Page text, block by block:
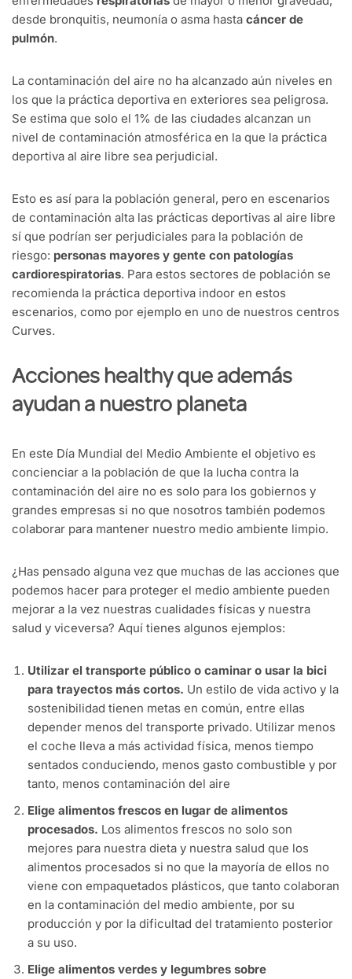
desde bronquitis, neumonía o asma hasta cáncer de
pulmón.
La contaminación del aire no ha alcanzado aún niveles en
los que la práctica deportiva en exteriores sea peligrosa.
Se estima que solo el 1% de las ciudades alcanzan un
nivel de contaminación atmosférica en la que la práctica
deportiva al aire libre sea perjudicial.
Esto es así para la población general, pero en escenarios
de contaminación alta las prácticas deportivas al aire libre
sí que podrían ser perjudiciales para la población de
riesgo: personas mayores y gente con patologías
cardiorespiratorias. Para estos sectores de población se
recomienda la práctica deportiva indoor en estos
escenarios, como por ejemplo en uno de nuestros centros
Curves.
Acciones healthy que además
ayudan a nuestro planeta
En este Día Mundial del Medio Ambiente el objetivo es
concienciar a la población de que la lucha contra la
contaminación del aire no es solo para los gobiernos y
grandes empresas si no que nosotros también podemos
colaborar para mantener nuestro medio ambiente limpio.
¿Has pensado alguna vez que muchas de las acciones que
podemos hacer para proteger el medio ambiente pueden
mejorar a la vez nuestras cualidades físicas y nuestra
salud y viceversa? Aquí tienes algunos ejemplos:
Utilizar el transporte público o caminar o usar la bici
para trayectos más cortos. Un estilo de vida activo y la
sostenibilidad tienen metas en común, entre ellas
depender menos del transporte privado. Utilizar menos
el coche lleva a más actividad física, menos tiempo
sentados conduciendo, menos gasto combustible y por
tanto, menos contaminación del aire
Elige alimentos frescos en lugar de alimentos
procesados. Los alimentos frescos no solo son
mejores para nuestra dieta y nuestra salud que los
alimentos procesados si no que la mayoría de ellos no
viene con empaquetados plásticos, que tanto colaboran
en la contaminación del medio ambiente, por su
producción y por la dificultad del tratamiento posterior
a su uso.
Elige alimentos verdes y legumbres sobre